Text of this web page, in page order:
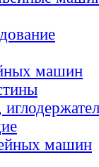
машин
машин